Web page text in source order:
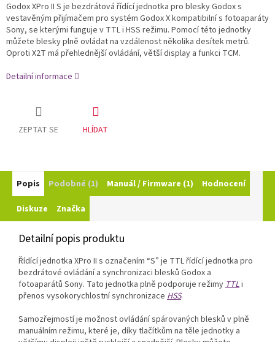
Godox XPro II S je bezdrátová řídící jednotka pro blesky Godox s
vestavěným přijímačem pro systém Godox X kompatibilní s fotoaparáty
Sony, se kterými funguje v TTL i HSS režimu. Pomocí této jednotky
můžete blesky plně ovládat na vzdálenost několika desítek metrů.
Oproti X2T má přehlednější ovládání, větší display a funkci TCM.
Detailní informace
ZEPTAT SE HLÍDAT
Popis Podobné (1) Manuál / Firmware (1) Hodnocení
Diskuze Značka
Detailní popis produktu
Řídící jednotka XPro II s označením “S” je TTL řídící jednotka pro
bezdrátové ovládání a synchronizaci blesků Godox a
fotoaparátů Sony. Tato jednotka plně podporuje režimyTTLi
přenos vysokorychlostní synchronizace HSS.
Samozřejmostí je možnost ovládání spárovaných blesků v plně
manuálním režimu, které je, díky tlačítkům na těle jednotky a